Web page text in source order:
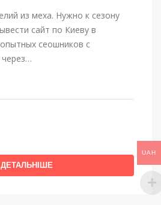
из меха. Нужно к сезону
сайт по Киеву в
сеошников с
ДЕТАЛЬНІШЕ
UAH